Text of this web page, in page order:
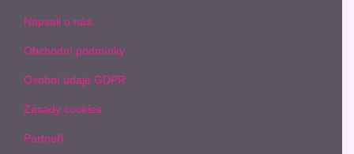
Napsali o nás
Obchodní podmínky
Osobní údaje GDPR
Zásady cookies
Partneři